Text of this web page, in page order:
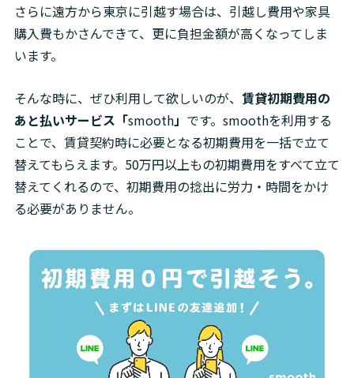
さらに遠方から東京に引越す場合は、引越し費用や家具
購入費もかさんできて、更に負担金額が高くなってしま
います。
そんな時に、ぜひ利用して欲しいのが、 賃貸初期費用の
あと払いサービス「smooth」 です。smoothを利用する
ことで、賃貸契約時に必要となる初期費用を一括で立て
替えてもらえます。50万円以上もの初期費用をすべて立て
替えてくれるので、初期費用の捻出に労力・時間をかけ
る必要がありません。